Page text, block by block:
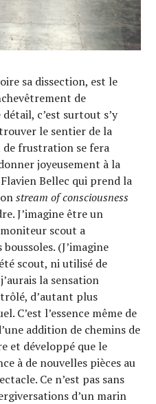
sa dissection, est le
de
c’est surtout s’y
le sentier de la
de frustration se fera
joyeusement à la
Bellec qui prend la
stream of consciousness
J’imagine être un
scout a
(J’imagine
scout, ni utilisé de
la sensation
d’autant plus
C’est l’essence même de
addition de chemins de
et développé que le
à de nouvelles pièces au
Ce n’est pas sans
d’un marin